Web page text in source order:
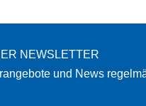
NEWSLETTER
und News